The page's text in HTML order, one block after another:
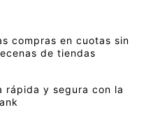
compras en cuotas sin
de tiendas
rápida y segura con la